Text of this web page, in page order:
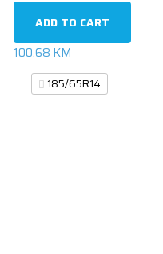
ADD TO CART
100.68 KM
185/65R14